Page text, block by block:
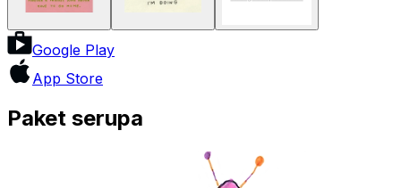
Google Play
App Store
Paket serupa